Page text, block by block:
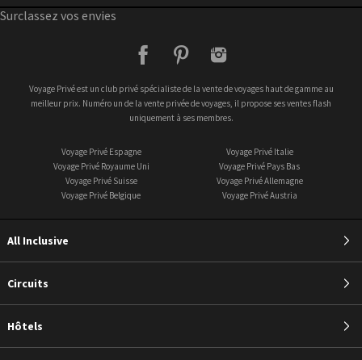
Surclassez vos envies
Voyage Privé est un club privé spécialiste de la vente de voyages haut de gamme au
meilleur prix. Numéro un de la vente privée de voyages, il propose ses ventes flash
uniquement à ses membres.
Voyage Privé Espagne
Voyage Privé Italie
Voyage Privé Royaume Uni
Voyage Privé Pays Bas
Voyage Privé Suisse
Voyage Privé Allemagne
Voyage Privé Belgique
Voyage Privé Austria
All Inclusive
Circuits
Hôtels